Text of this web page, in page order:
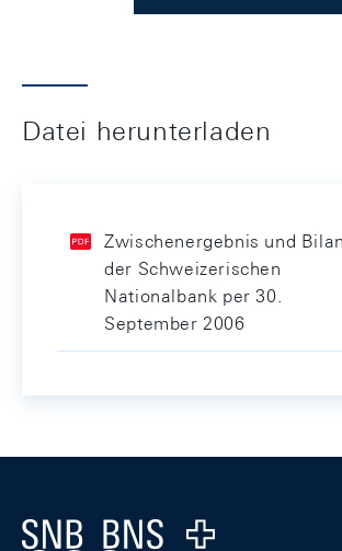
Datei herunterladen
Zwischenergebnis und
der Schweizerischen
Nationalbank per 30.
September 2006
Logo